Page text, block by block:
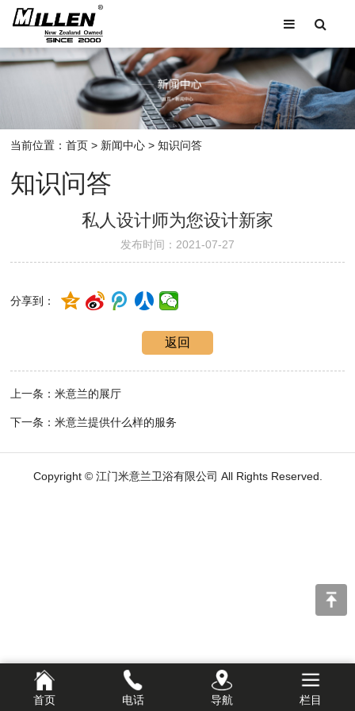
当前位置：首页 > 新闻中心 >知识问答
知识问答
私人设计师为您设计新家
发布时间：2021-07-27
分享到：
返回
上一条：米意兰的展厅
下一条：米意兰提供什么样的服务
Copyright © 江门米意兰卫浴有限公司 All Rights Reserved.
首页 电话 导航 栏目